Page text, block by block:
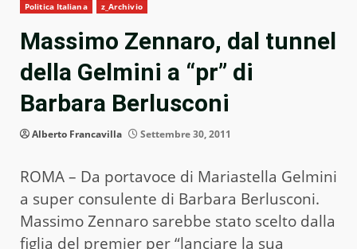
Politica Italiana z_Archivio
Massimo Zennaro, dal tunnel
della Gelmini a “pr” di
Barbara Berlusconi
Alberto Francavilla Settembre 30, 2011
ROMA – Da portavoce di Mariastella Gelmini
a super consulente di Barbara Berlusconi.
Massimo Zennaro sarebbe stato scelto dalla
figlia del premier per “lanciare la sua